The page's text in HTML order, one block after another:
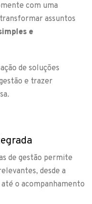
com uma
assuntos
e
de soluções
e trazer
de gestão permite
desde a
o acompanhamento